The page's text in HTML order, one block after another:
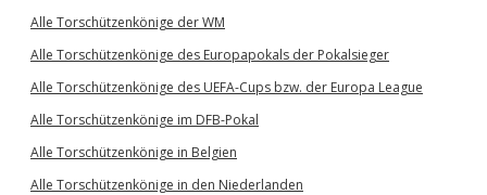
Alle Torschützenkönige der WM
Alle Torschützenkönige des Europapokals der Pokalsieger
Alle Torschützenkönige des UEFA-Cups bzw. der Europa League
Alle Torschützenkönige im DFB-Pokal
Alle Torschützenkönige in Belgien
Alle Torschützenkönige in den Niederlanden